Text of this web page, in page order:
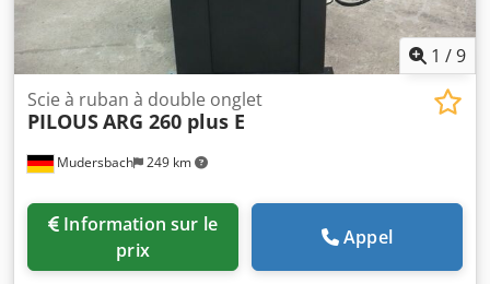
1 /9
Mudersbach 249 km
Scie à ruban à double onglet
PILOUSARG 260 plus E
prix
Appel